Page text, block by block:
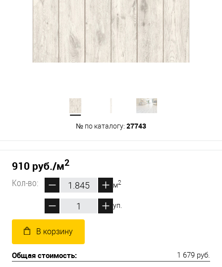
№ по каталогу: 27743
910 руб./м2
Кол-во:
м2
уп.
В корзину
Общая стоимость: 1 679 руб.